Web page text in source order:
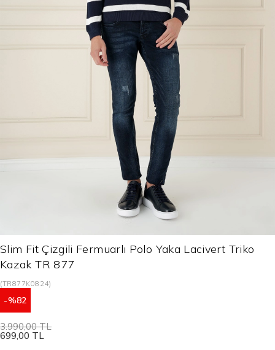
Slim Fit Çizgili Fermuarlı Polo Yaka Lacivert Triko
Kazak TR 877
(TR877K0824)
82
3.990,00 TL
699,00 TL